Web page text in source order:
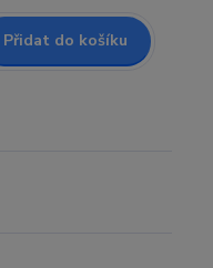
Přidat do košíku